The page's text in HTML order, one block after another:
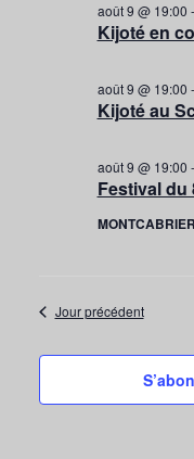
Kijoté en
août 9 @ 19:00 -
Kijoté au
août 9 @ 19:00 -
Festival du
août 9 @ 19:00 -
MONTCABRIER
Jour précédent